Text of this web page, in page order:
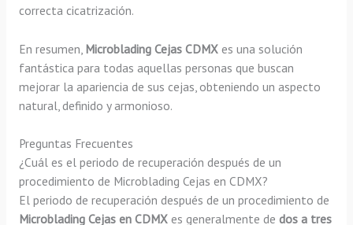
correcta cicatrización.
En resumen, Microblading Cejas CDMXes una solución
fantástica para todas aquellas personas que buscan
mejorar la apariencia de sus cejas, obteniendo un aspecto
natural, definido y armonioso.
Preguntas Frecuentes
¿Cuál es el periodo de recuperación después de un
procedimiento de Microblading Cejas en CDMX?
El periodo de recuperación después de un procedimiento de
Microblading Cejas en CDMXes generalmente de dos a tres